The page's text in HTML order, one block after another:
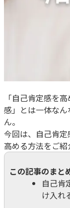
「自己肯定感を
感」とは一体な
ん。
今回は、自己肯
高める方法をご紹
この記事のまと
自己肯
け入れ